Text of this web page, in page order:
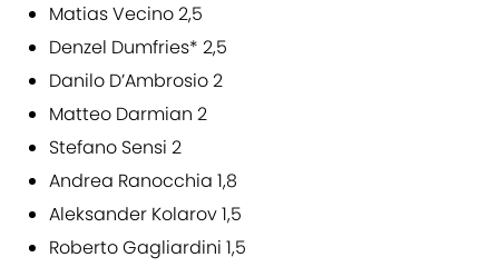
Matias Vecino 2,5
Denzel Dumfries* 2,5
Danilo D’Ambrosio 2
Matteo Darmian 2
Stefano Sensi 2
Andrea Ranocchia 1,8
Aleksander Kolarov 1,5
Roberto Gagliardini 1,5